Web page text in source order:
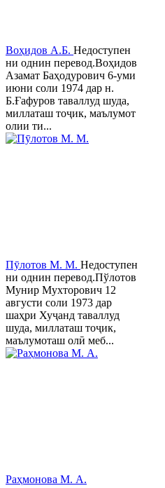
Воҳидов А.Б. Недоступен
ни однин перевод.Воҳидов
Азамат Баҳодурович 6-уми
июни соли 1974 дар н.
Б.Ғафуров таваллуд шуда,
миллаташ тоҷик, маълумот
олии ти...
Пӯлотов М. М. Недоступен
ни однин перевод.Пўлотов
Мунир Мухторович 12
августи соли 1973 дар
шаҳри Хуҷанд таваллуд
шуда, миллаташ тоҷик,
маълумоташ олӣ меб...
Раҳмонова М. А.